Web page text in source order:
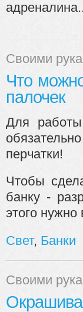
Своими
Что
палочек
Для
перчатки!
Чтобы
банку -
этого
Свет, Банки
Своими